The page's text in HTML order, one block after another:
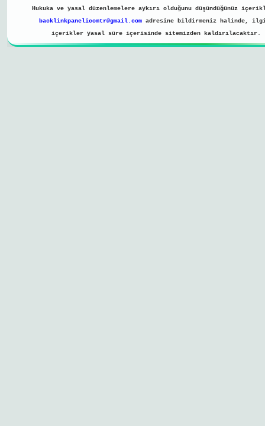
Hukuka ve yasal düzenlemelere aykırı olduğunu düşündüğünüz
backlinkpanelicomtr@gmail.com adresine bildirmeniz halinde,
içerikler yasal süre içerisinde sitemizden kaldırılacaktır.